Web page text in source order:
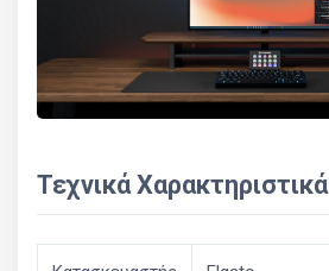
Τεχνικά Χαρακτηριστικά